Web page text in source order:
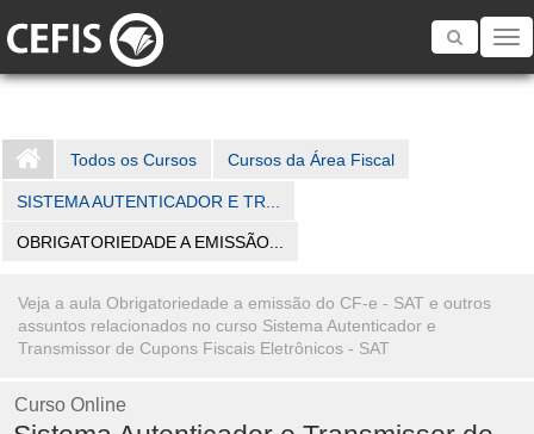
Toggle
Todos os Cursos Cursos da Área Fiscal
SISTEMA AUTENTICADOR E TR...
OBRIGATORIEDADE A EMISSÃO...
Veja a aula Obrigatoriedade a emissão do CF-e - SAT e outros
assuntos relacionados no curso Sistema Autenticador e
Transmissor de Cupons Fiscais Eletrônicos - SAT
Curso Online